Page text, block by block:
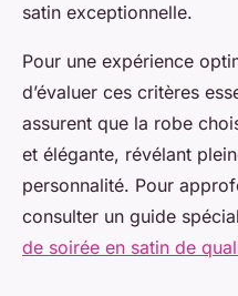
satin exceptionnelle.
Pour une expérience
d’évaluer ces critères
assurent que la robe
et élégante, révélant
personnalité. Pour
consulter un guide
de soirée en satin de